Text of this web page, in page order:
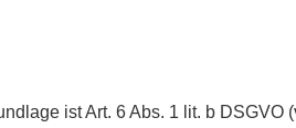
ist Art. 6 Abs. 1 lit. b DSGVO